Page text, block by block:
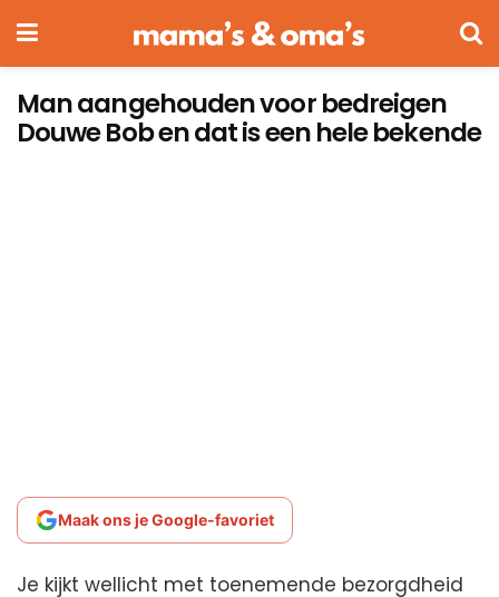
Man aangehouden voor bedreigen
Douwe Bob en dat is een hele bekende
Maak ons je Google-favoriet
Je kijkt wellicht met toenemende bezorgdheid